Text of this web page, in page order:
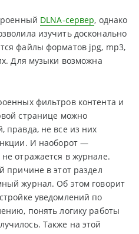
DLNA-сервер, однако
изучить досконально
файлы форматов jpg, mp3,
Для музыки возможна
фильтров контента и
странице можно
правда, не все из них
И наоборот —
отражается в журнале.
причине в этот раздел
журнал. Об этом говорит
уведомлений по
понять логику работы
Также на этой